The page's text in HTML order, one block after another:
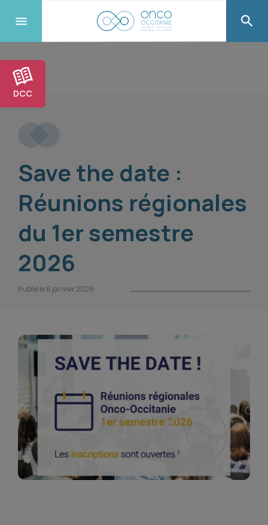
DCC
Save the date :
Réunions régionales
du 1er semestre
2026
Publié le 6 janvier 2026